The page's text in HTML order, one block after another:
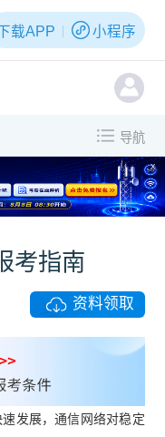
载APP 小程序
导航
X
考指南
资料领取
发展，通信网络对稳定